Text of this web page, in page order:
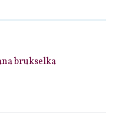
brukselka